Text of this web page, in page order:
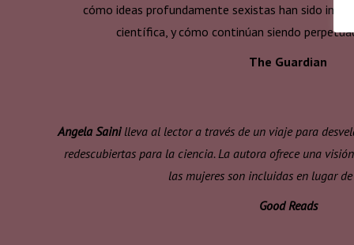
cómo ideas profundamente sexistas han sido
científica, y cómo continúan siendo
The Guardian
Angela Sainilleva al lector a través de un viaje para
redescubiertas para la ciencia. La autora ofrece una
las mujeres son incluidas en lugar
Good Reads